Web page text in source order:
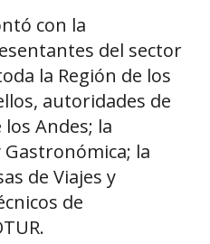
con la
del sector
la Región de los
autoridades de
Andes; la
la
de Viajes y
de